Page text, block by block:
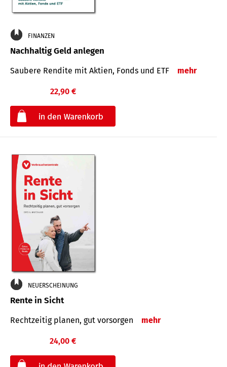
FINANZEN
Nachhaltig Geld anlegen
Saubere Rendite mit Aktien, Fonds und ETF mehr
22,90 €
NEUERSCHEINUNG
Rente in Sicht
Rechtzeitig planen, gut vorsorgen mehr
24,00 €